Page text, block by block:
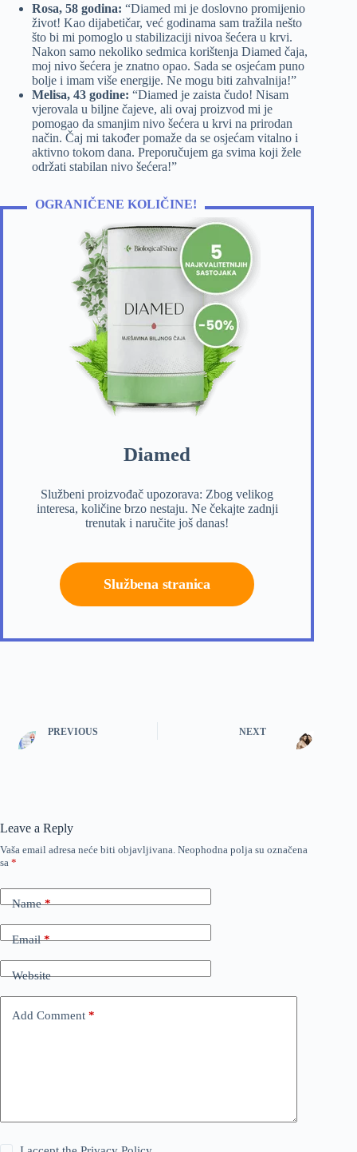
Rosa, 58 godina: “Diamed mi je doslovno promijenio
život! Kao dijabetičar, već godinama sam tražila nešto
što bi mi pomoglo u stabilizaciji nivoa šećera u krvi.
Nakon samo nekoliko sedmica korištenja Diamed čaja,
moj nivo šećera je znatno opao. Sada se osjećam puno
bolje i imam više energije. Ne mogu biti zahvalnija!”
Melisa, 43 godine: “Diamed je zaista čudo! Nisam
vjerovala u biljne čajeve, ali ovaj proizvod mi je
pomogao da smanjim nivo šećera u krvi na prirodan
način. Čaj mi također pomaže da se osjećam vitalno i
aktivno tokom dana. Preporučujem ga svima koji žele
održati stabilan nivo šećera!”
OGRANIČENE KOLIČINE!
Diamed
Službeni proizvođač upozorava: Zbog velikog
interesa, količine brzo nestaju. Ne čekajte zadnji
trenutak i naručite još danas!
Službena stranica
PREVIOUS NEXT
Leave a Reply
Vaša email adresa neće biti objavljivana. Neophodna polja su označena
sa *
Name*
Email*
Website
Add Comment *